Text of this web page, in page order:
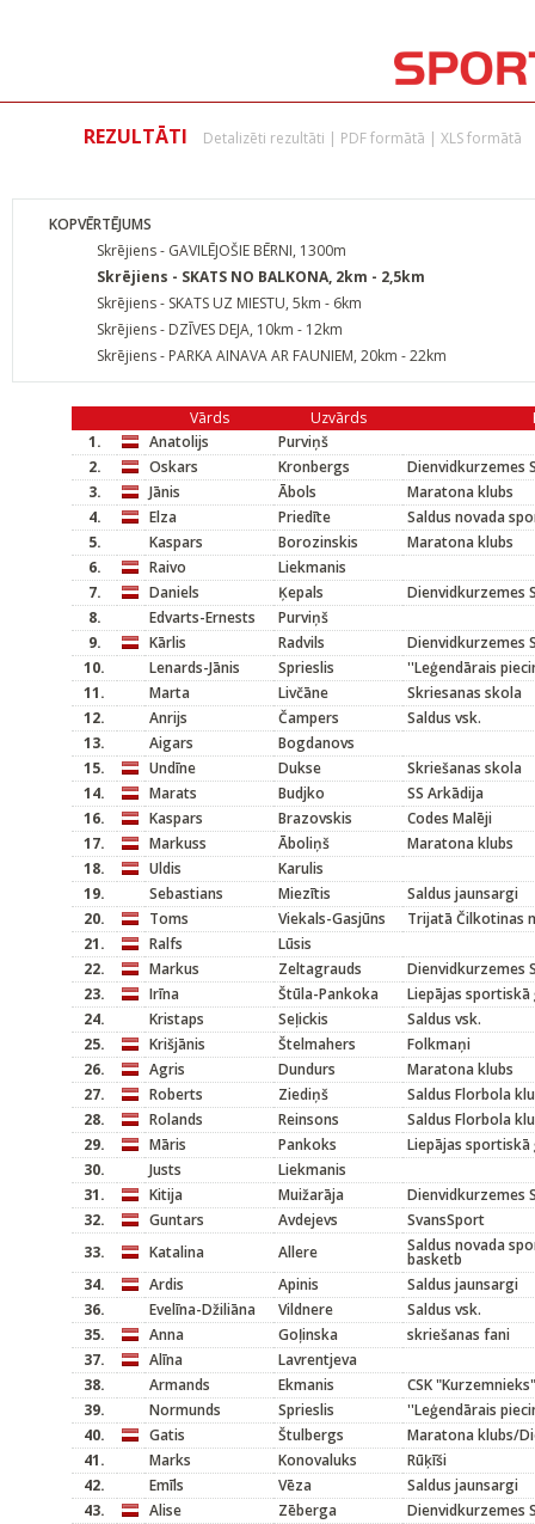
REZULTĀTI Detalizēti rezultāti | PDF formātā | XLS formātā
KOPVĒRTĒJUMS
Skrējiens - GAVILĒJOŠIE BĒRNI, 1300m
Skrējiens - SKATS NO BALKONA, 2km - 2,5km
Skrējiens - SKATS UZ MIESTU, 5km - 6km
Skrējiens - DZĪVES DEJA, 10km - 12km
Skrējiens - PARKA AINAVA AR FAUNIEM, 20km - 22km
Vārds Uzvārds
1.
Anatolijs
Purviņš
2.
Oskars Kronbergs
Dienvidkurzemes
3.
Jānis Ābols
Maratona klubs
4.
Elza Priedīte
Saldus novada
5.
Kaspars Borozinskis
Maratona klubs
6.
Raivo
Liekmanis
7.
Daniels Ķepals
Dienvidkurzemes
8.
Edvarts-Ernests
Purviņš
9.
Kārlis Radvils
Dienvidkurzemes
10.
Lenards-Jānis Sprieslis
''Leģendārais
11.
Marta Livčāne
Skriesanas skola
12.
Anrijs Čampers
Saldus vsk.
13.
Aigars
Bogdanovs
15.
Undīne Dukse
Skriešanas skola
14.
Marats Budjko
SS Arkādija
16.
Kaspars Brazovskis
Codes Malēji
17.
Markuss Āboliņš
Maratona klubs
18.
Uldis
Karulis
19.
Sebastians Miezītis
Saldus jaunsargi
20.
Toms Viekals-Gasjūns
Trijatā Čilkotinas
21.
Ralfs
Lūsis
22.
Markus Zeltagrauds
Dienvidkurzemes
23.
Irīna Štūla-Pankoka
Liepājas sportiskā
24.
Kristaps Seļickis
Saldus vsk.
25.
Krišjānis Štelmahers
Folkmaņi
26.
Agris Dundurs
Maratona klubs
27.
Roberts Ziediņš
Saldus Florbola
28.
Rolands Reinsons
Saldus Florbola
29.
Māris Pankoks
Liepājas sportiskā
30.
Justs
Liekmanis
31.
Kitija Muižarāja
Dienvidkurzemes
32.
Guntars Avdejevs
SvansSport
33.
Katalina Allere Saldus novada
basketb
34.
Ardis Apinis
Saldus jaunsargi
36.
Evelīna-Džiliāna Vildnere
Saldus vsk.
35.
Anna Goļinska
skriešanas fani
37.
Alīna
Lavrentjeva
38.
Armands Ekmanis
CSK "Kurzemnieks"
39.
Normunds Sprieslis
''Leģendārais
40.
Gatis Štulbergs
Maratona klubs/
41.
Marks Konovaluks
Rūķīši
42.
Emīls Vēza
Saldus jaunsargi
43.
Alise Zēberga
Dienvidkurzemes